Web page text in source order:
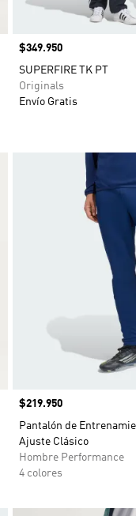
Precio
$349.950
SUPERFIRE TK PT
Originals
Envío Gratis
Añadir a la lista de deseos
Precio
$219.950
Pantalón de
Ajuste Clásico
Hombre Performance
4 colores